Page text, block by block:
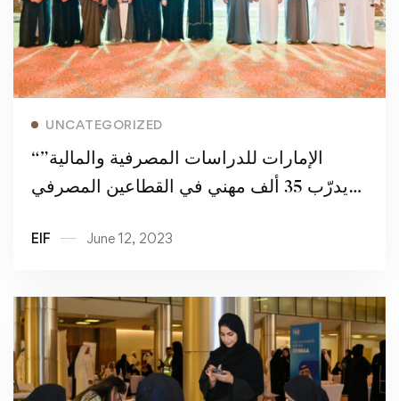
UNCATEGORIZED
“الإمارات للدراسات المصرفية والمالية”
يدرّب 35 ألف مهني في القطاعين المصرفي
EIF June 12, 2023